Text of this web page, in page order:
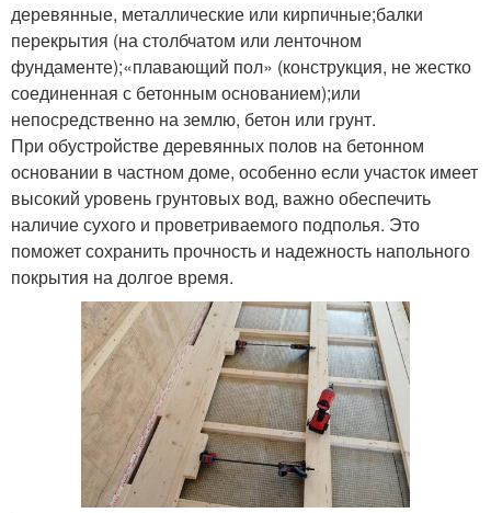
деревянные, металлические или кирпичные;балки
перекрытия (на столбчатом или ленточном
фундаменте);«плавающий пол» (конструкция, не жестко
соединенная с бетонным основанием);или
непосредственно на землю, бетон или грунт.
При обустройстве деревянных полов на бетонном
основании в частном доме, особенно если участок имеет
высокий уровень грунтовых вод, важно обеспечить
наличие сухого и проветриваемого подполья. Это
поможет сохранить прочность и надежность напольного
покрытия на долгое время.